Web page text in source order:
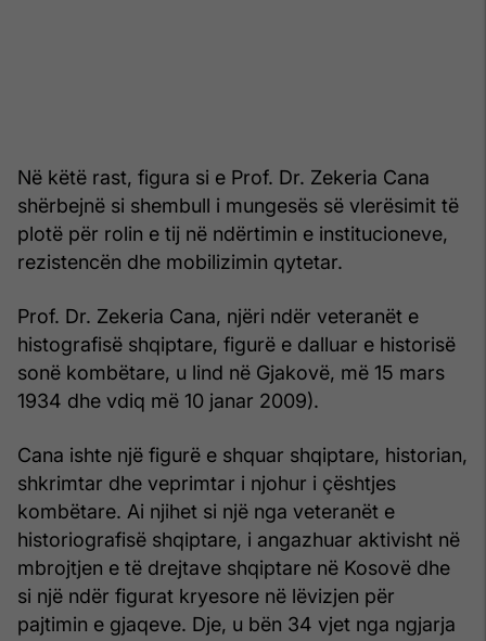
Në këtë rast, figura si e Prof. Dr. Zekeria Cana
shërbejnë si shembull i mungesës së vlerësimit të
plotë për rolin e tij në ndërtimin e institucioneve,
rezistencën dhe mobilizimin qytetar.
Prof. Dr. Zekeria Cana, njëri ndër veteranët e
histografisë shqiptare, figurë e dalluar e historisë
sonë kombëtare, u lind në Gjakovë, më 15 mars
1934 dhe vdiq më 10 janar 2009).
Cana ishte një figurë e shquar shqiptare, historian,
shkrimtar dhe veprimtar i njohur i çështjes
kombëtare. Ai njihet si një nga veteranët e
historiografisë shqiptare, i angazhuar aktivisht në
mbrojtjen e të drejtave shqiptare në Kosovë dhe
si një ndër figurat kryesore në lëvizjen për
pajtimin e gjaqeve. Dje, u bën 34 vjet nga ngjarja